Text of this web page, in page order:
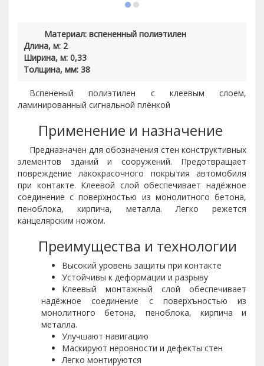
Материал: вспененный полиэтилен
Длина, м: 2
Ширина, м: 0,33
Толщина, мм: 38
Вспененый полиэтилен с клеевым слоем,
ламинированный сигнальной плёнкой
Применение и назначение
Предназначен для обозначения стен конструктивных
элементов зданий и сооружений. Предотвращает
повреждение лакокрасочного покрытия автомобиля
при контакте. Клеевой слой обеспечивает надёжное
соединение с поверхностью из монолитного бетона,
пеноблока, кирпича, металла. Легко режется
канцелярским ножом.
Преимущества и технологии
Высокий уровень защиты при контакте
Устойчивы к деформации и разрыву
Клеевый монтажный слой обеспечивает
надёжное соединение с поверхъностью из
монолитного бетона, пеноблока, кирпича и
металла.
Улучшают навигацию
Маскируют неровности и дефекты стен
Легко монтируются